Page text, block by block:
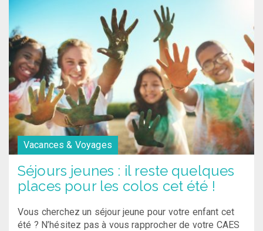
Vacances & Voyages
Séjours jeunes : il reste quelques
places pour les colos cet été !
Vous cherchez un séjour jeune pour votre enfant cet
été ? N’hésitez pas à vous rapprocher de votre CAES